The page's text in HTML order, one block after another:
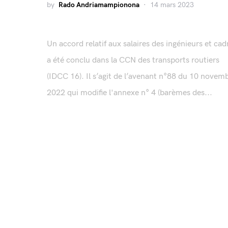
by Rado Andriamampionona 14 mars 2023
Un accord relatif aux salaires des ingénieurs et
a été conclu dans la CCN des transports routiers
(IDCC 16). Il s’agit de l’avenant n°88 du 10
2022 qui modifie l'annexe n° 4 (barèmes des...